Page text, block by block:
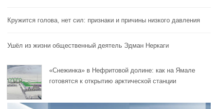
Кружится голова, нет сил: признаки и причины низкого давления
Ушёл из жизни общественный деятель Эдман Неркаги
«Снежинка» в Нефритовой долине: как на Ямале
готовятся к открытию арктической станции